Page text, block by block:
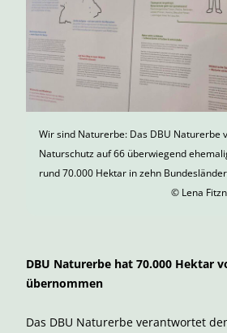
Wir sind Naturerbe: Das DBU Naturerbe
Naturschutz auf 66 überwiegend
rund 70.000 Hektar in zehn
© Lena
DBU Naturerbe hat 70.000 Hektar
übernommen
Das DBU Naturerbe verantwortet